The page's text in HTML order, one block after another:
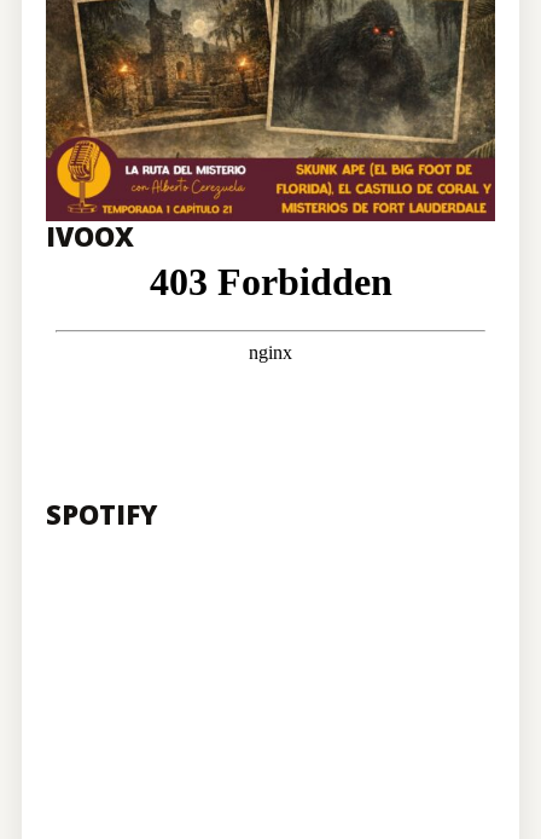
IVOOX
SPOTIFY